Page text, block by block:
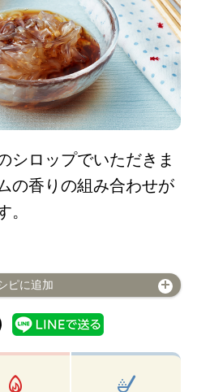
シロップでいただきま
の香りの組み合わせが
。
ピに追加